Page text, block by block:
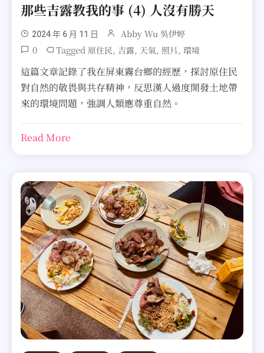
那些吉露教我的事 (4) 人沒有勝天
2024 年 6 月 11 日 Abby Wu 吳伊婷
0 Tagged 原住民, 吉露, 天氣, 照片 ,環境
這篇文章記錄了我在屏東霧台鄉的經歷，探討原住民
對自然的敬畏與共存精神，反思漢人過度開發土地帶
來的環境問題，強調人類應尊重自然。
Read More